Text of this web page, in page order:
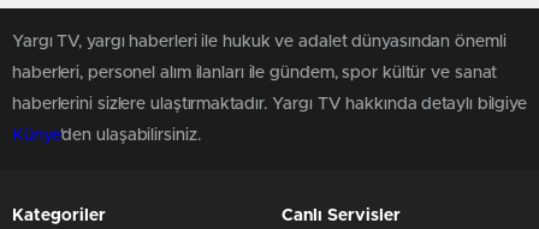
Yargı TV, yargı haberleri ile hukuk ve adalet dünyasından önemli
haberleri, personel alım ilanları ile gündem, spor kültür ve sanat
haberlerini sizlere ulaştırmaktadır. Yargı TV hakkında detaylı bilgiye
Künye'den ulaşabilirsiniz.
Kategoriler Canlı Servisler